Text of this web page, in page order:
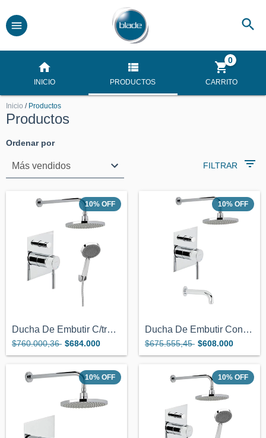
INICIO PRODUCTOS CARRITO
0
Inicio / Productos
Productos
Ordenar por
FILTRAR
10% OFF
Ducha De Embutir C/transferencia A Ducha...
$760.000,36 $684.000
10% OFF
Ducha De Embutir Con Transferencia Geneb...
$675.555,45 $608.000
10% OFF 10% OFF